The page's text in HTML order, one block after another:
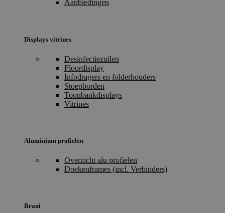
Aanbiedingen
Displays vitrines
Desinfectiezuilen
Floordisplay
Infodragers en folderhouders
Stoepborden
Toonbankdisplays
Vitrines
Aluminium profielen
Overzicht alu profielen
Doekenframes (incl. Verbinders)
Brani